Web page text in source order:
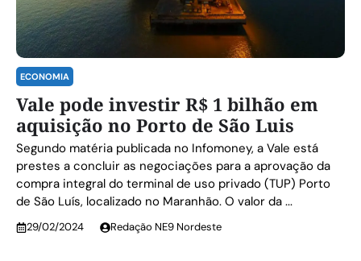
ECONOMIA
Vale pode investir R$ 1 bilhão em
aquisição no Porto de São Luis
Segundo matéria publicada no Infomoney, a Vale está
prestes a concluir as negociações para a aprovação da
compra integral do terminal de uso privado (TUP) Porto
de São Luís, localizado no Maranhão. O valor da ...
29/02/2024 Redação NE9 Nordeste